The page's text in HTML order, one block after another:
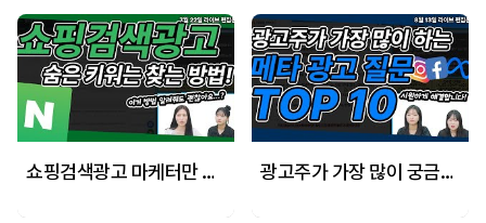
쇼핑검색광고 마케터만 아는 숨은 키워드 찾는 방법! 광고주가 가장 많이 궁금해 하는 메타광고 궁금증 top 10